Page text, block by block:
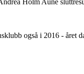
Holm Aune
også i 2016 - året